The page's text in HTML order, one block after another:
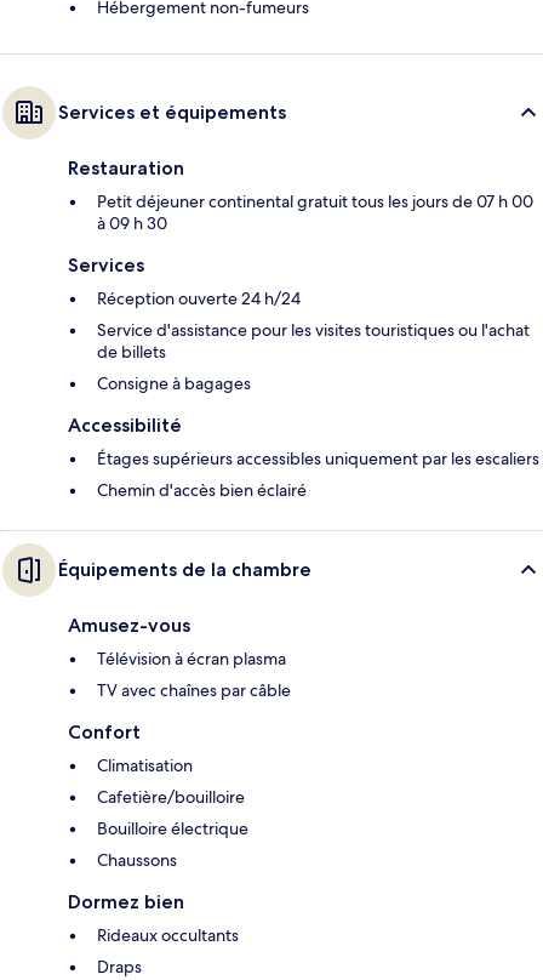
Hébergement non-fumeurs
Services et équipements
Restauration
Petit déjeuner continental gratuit tous les jours de 07 h 00
à 09 h 30
Services
Réception ouverte 24 h/24
Service d'assistance pour les visites touristiques ou l'achat
de billets
Consigne à bagages
Accessibilité
Étages supérieurs accessibles uniquement par les escaliers
Chemin d'accès bien éclairé
Équipements de la chambre
Amusez-vous
Télévision à écran plasma
TV avec chaînes par câble
Confort
Climatisation
Cafetière/bouilloire
Bouilloire électrique
Chaussons
Dormez bien
Rideaux occultants
Draps